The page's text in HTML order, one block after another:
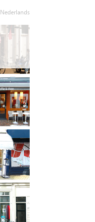
Nederlands